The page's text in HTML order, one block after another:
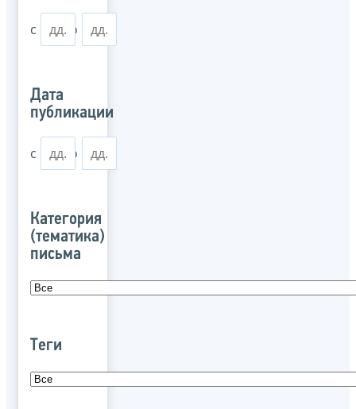
с по
Дата
публикации
с по
Категория
(тематика)
письма
Теги